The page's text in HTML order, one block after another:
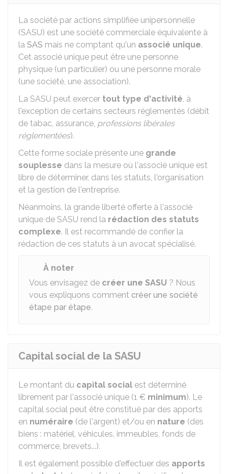
La société par actions simplifiée unipersonnelle
(SASU) est une société commerciale équivalente à
la SAS mais ne comptant qu'un associé unique.
Cet associé unique peut être une personne
physique (un particulier) ou une personne morale
(une société, une association).
La SASU peut exercer tout type d'activité, à
l'exception de certains secteurs réglementés (débit
de tabac, assurance, professions libérales
réglementées).
Cette forme sociale présente une grande
souplesse dans la mesure où l'associé unique est
libre de déterminer, dans les statuts, l'organisation
et la gestion de l'entreprise.
Néanmoins, la grande liberté offerte à l'associé
unique de SASU rend la rédaction des statuts
complexe. Il est recommandé de confier la
rédaction de ces statuts à un avocat spécialisé.
À noter
Vous envisagez de créer une SASU ? Nous
vous expliquons comment créer une société
étape par étape.
Capital social de la SASU
Le montant du capital social est déterminé
librement par l'associé unique (1 € minimum). Le
capital social peut être constitué par des apports
en numéraire (de l'argent) et/ou en nature (des
biens : matériel, véhicules, immeubles, fonds de
commerce, brevets...).
Il est également possible d'effectuer des apports